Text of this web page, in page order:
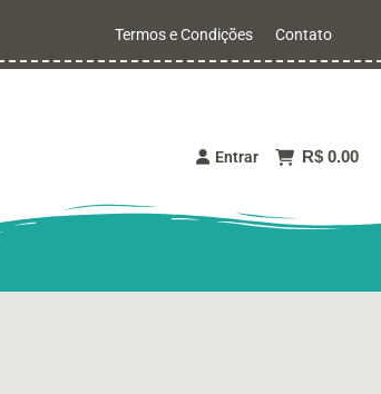
Termos e Condições Contato
Entrar R$ 0.00